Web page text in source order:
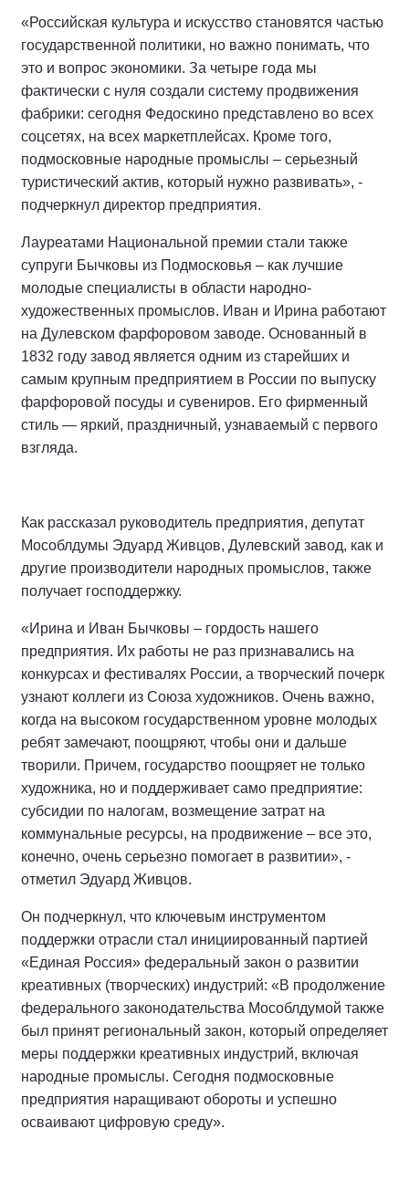
«Российская культура и искусство становятся частью
государственной политики, но важно понимать, что
это и вопрос экономики. За четыре года мы
фактически с нуля создали систему продвижения
фабрики: сегодня Федоскино представлено во всех
соцсетях, на всех маркетплейсах. Кроме того,
подмосковные народные промыслы – серьезный
туристический актив, который нужно развивать», -
подчеркнул директор предприятия.
Лауреатами Национальной премии стали также
супруги Бычковы из Подмосковья – как лучшие
молодые специалисты в области народно-
художественных промыслов. Иван и Ирина работают
на Дулевском фарфоровом заводе. Основанный в
1832 году завод является одним из старейших и
самым крупным предприятием в России по выпуску
фарфоровой посуды и сувениров. Его фирменный
стиль — яркий, праздничный, узнаваемый с первого
взгляда.
Как рассказал руководитель предприятия, депутат
Мособлдумы Эдуард Живцов, Дулевский завод, как и
другие производители народных промыслов, также
получает господдержку.
«Ирина и Иван Бычковы – гордость нашего
предприятия. Их работы не раз признавались на
конкурсах и фестивалях России, а творческий почерк
узнают коллеги из Союза художников. Очень важно,
когда на высоком государственном уровне молодых
ребят замечают, поощряют, чтобы они и дальше
творили. Причем, государство поощряет не только
художника, но и поддерживает само предприятие:
субсидии по налогам, возмещение затрат на
коммунальные ресурсы, на продвижение – все это,
конечно, очень серьезно помогает в развитии», -
отметил Эдуард Живцов.
Он подчеркнул, что ключевым инструментом
поддержки отрасли стал инициированный партией
«Единая Россия» федеральный закон о развитии
креативных (творческих) индустрий: «В продолжение
федерального законодательства Мособлдумой также
был принят региональный закон, который определяет
меры поддержки креативных индустрий, включая
народные промыслы. Сегодня подмосковные
предприятия наращивают обороты и успешно
осваивают цифровую среду».